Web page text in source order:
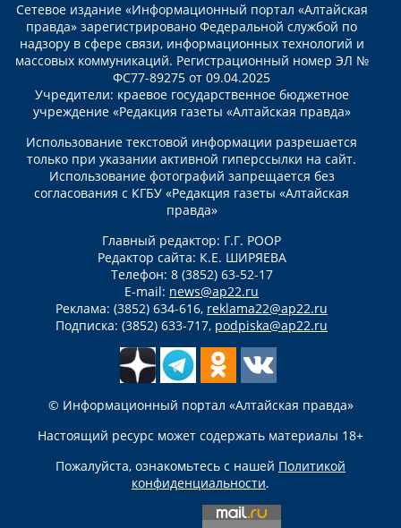
Сетевое издание «Информационный портал «Алтайская
правда» зарегистрировано Федеральной службой по
надзору в сфере связи, информационных технологий и
массовых коммуникаций. Регистрационный номер ЭЛ №
ФС77-89275 от 09.04.2025
Учредители: краевое государственное бюджетное
учреждение «Редакция газеты «Алтайская правда»
Использование текстовой информации разрешается
только при указании активной гиперссылки на сайт.
Использование фотографий запрещается без
согласования с КГБУ «Редакция газеты «Алтайская
правда»
Главный редактор: Г.Г. РООР
Редактор сайта: К.Е. ШИРЯЕВА
Телефон: 8 (3852) 63-52-17
E-mail: news@ap22.ru
Реклама: (3852) 634-616, reklama22@ap22.ru
Подписка: (3852) 633-717, podpiska@ap22.ru
© Информационный портал «Алтайская правда»
Настоящий ресурс может содержать материалы 18+
Пожалуйста, ознакомьтесь с нашей Политикой
конфиденциальности.